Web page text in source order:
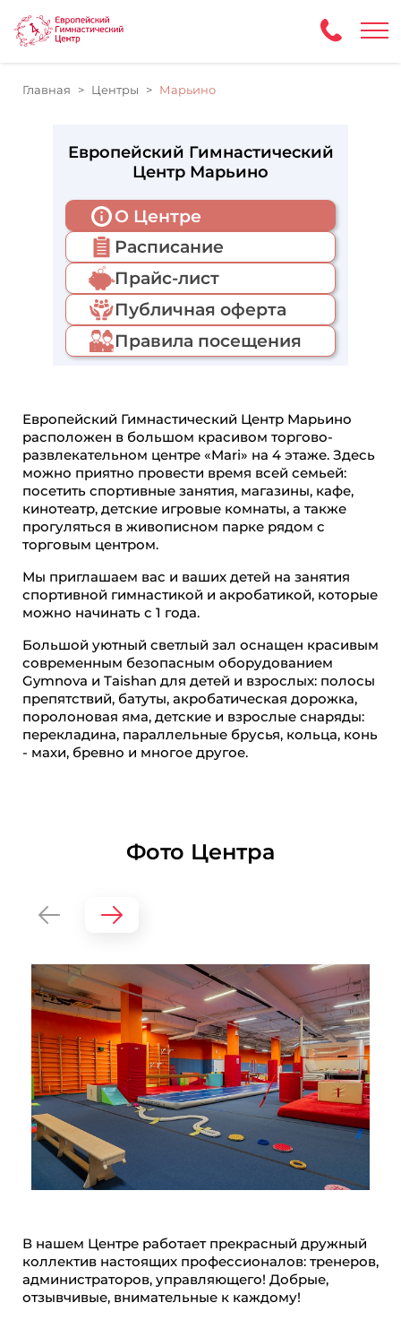
Главная Центры Марьино
Европейский Гимнастический
Центр Марьино
О Центре
Расписание
Прайс-лист
Публичная оферта
Правила посещения
Европейский Гимнастический Центр Марьино
расположен в большом красивом торгово-
развлекательном центре «Mari» на 4 этаже. Здесь
можно приятно провести время всей семьей:
посетить спортивные занятия, магазины, кафе,
кинотеатр, детские игровые комнаты, а также
прогуляться в живописном парке рядом с
торговым центром.
Мы приглашаем вас и ваших детей на занятия
спортивной гимнастикой и акробатикой, которые
можно начинать с 1 года.
Большой уютный светлый зал оснащен красивым
современным безопасным оборудованием
Gymnova и Taishan для детей и взрослых: полосы
препятствий, батуты, акробатическая дорожка,
поролоновая яма, детские и взрослые снаряды:
перекладина, параллельные брусья, кольца, конь
- махи, бревно и многое другое.
Фото Центра
В нашем Центре работает прекрасный дружный
коллектив настоящих профессионалов: тренеров,
администраторов, управляющего! Добрые,
отзывчивые, внимательные к каждому!